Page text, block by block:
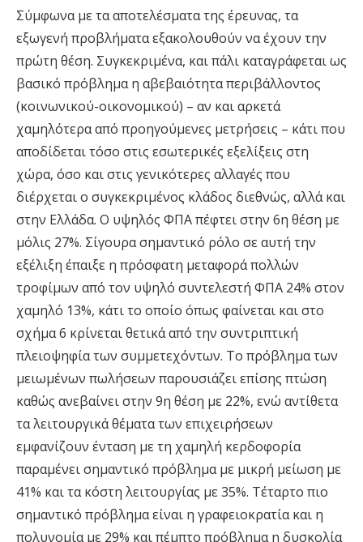
Σύμφωνα με τα αποτελέσματα της έρευνας, τα
εξωγενή προβλήματα εξακολουθούν να έχουν την
πρώτη θέση. Συγκεκριμένα, και πάλι καταγράφεται ως
βασικό πρόβλημα η αβεβαιότητα περιβάλλοντος
(κοινωνικού-οικονομικού) – αν και αρκετά
χαμηλότερα από προηγούμενες μετρήσεις – κάτι που
αποδίδεται τόσο στις εσωτερικές εξελίξεις στη
χώρα, όσο και στις γενικότερες αλλαγές που
διέρχεται ο συγκεκριμένος κλάδος διεθνώς, αλλά και
στην Ελλάδα. Ο υψηλός ΦΠΑ πέφτει στην 6η θέση με
μόλις 27%. Σίγουρα σημαντικό ρόλο σε αυτή την
εξέλιξη έπαιξε η πρόσφατη μεταφορά πολλών
τροφίμων από τον υψηλό συντελεστή ΦΠΑ 24% στον
χαμηλό 13%, κάτι το οποίο όπως φαίνεται και στο
σχήμα 6 κρίνεται θετικά από την συντριπτική
πλειοψηφία των συμμετεχόντων. Το πρόβλημα των
μειωμένων πωλήσεων παρουσιάζει επίσης πτώση
καθώς ανεβαίνει στην 9η θέση με 22%, ενώ αντίθετα
τα λειτουργικά θέματα των επιχειρήσεων
εμφανίζουν ένταση με τη χαμηλή κερδοφορία
παραμένει σημαντικό πρόβλημα με μικρή μείωση με
41% και τα κόστη λειτουργίας με 35%. Τέταρτο πιο
σημαντικό πρόβλημα είναι η γραφειοκρατία και η
πολυνομία με 29% και πέμπτο πρόβλημα η δυσκολία